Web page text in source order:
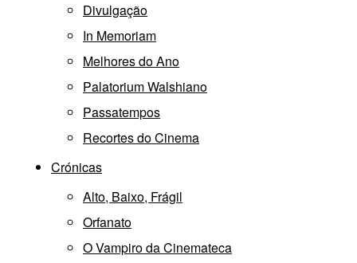
Divulgação
In Memoriam
Melhores do Ano
Palatorium Walshiano
Passatempos
Recortes do Cinema
Crónicas
Alto, Baixo, Frágil
Orfanato
O Vampiro da Cinemateca